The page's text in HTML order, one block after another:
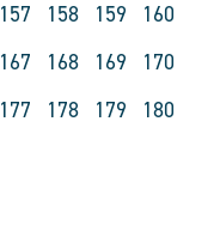
157 158 159
160
167 168 169
170
177 178 179
180